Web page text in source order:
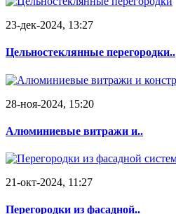
23-дек-2024, 13:27
Цельностеклянные перегородки..
28-ноя-2024, 15:20
Алюминиевые витражи и..
21-окт-2024, 11:27
Перегородки из фасадной..